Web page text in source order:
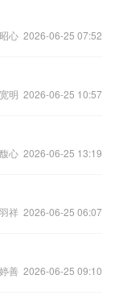
心 2026-06-25 07:52
明 2026-06-25 10:57
心 2026-06-25 13:19
祥 2026-06-25 06:07
善 2026-06-25 09:10